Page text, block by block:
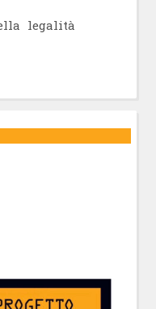
legalità